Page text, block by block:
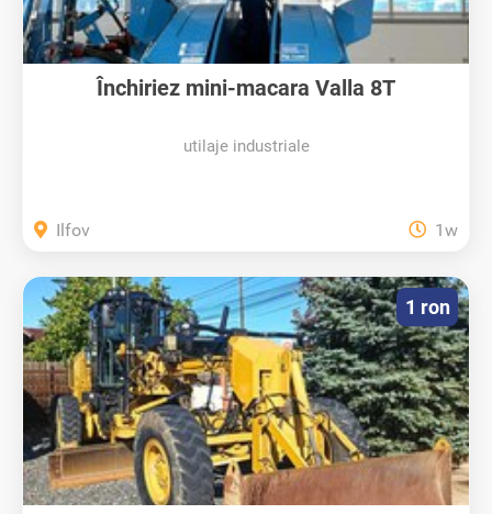
Închiriez mini-macara Valla 8T
utilaje industriale
Ilfov 1w
1 ron